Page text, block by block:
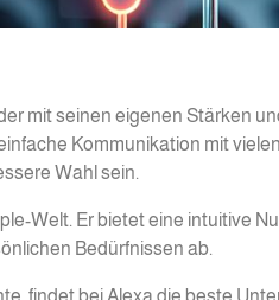
mit seinen eigenen Stärken
Kommunikation mit
Wahl sein.
Welt. Er bietet eine intuitive
Bedürfnissen ab.
findet bei Alexa die beste